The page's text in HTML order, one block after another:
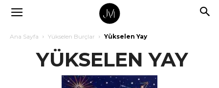
Ana Sayfa Yükselen Burçlar Yükselen Yay
YÜKSELEN YAY